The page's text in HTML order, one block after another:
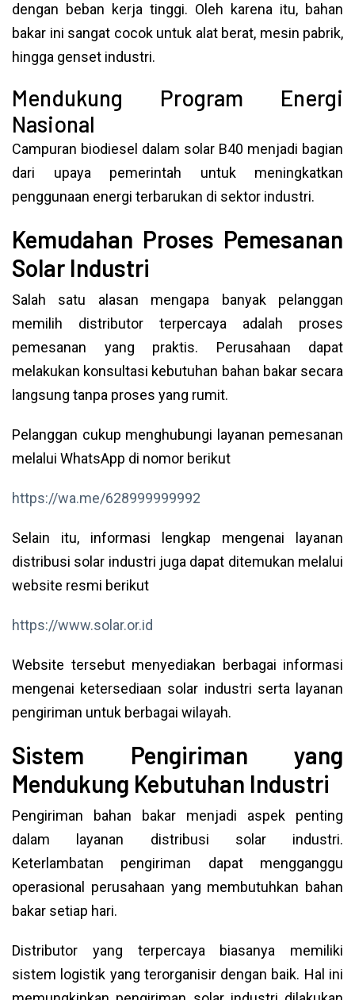
dengan beban kerja tinggi. Oleh karena itu, bahan
bakar ini sangat cocok untuk alat berat, mesin pabrik,
hingga genset industri.
Mendukung Program Energi
Nasional
Campuran biodiesel dalam solar B40 menjadi bagian
dari upaya pemerintah untuk meningkatkan
penggunaan energi terbarukan di sektor industri.
Kemudahan Proses Pemesanan
Solar Industri
Salah satu alasan mengapa banyak pelanggan
memilih distributor terpercaya adalah proses
pemesanan yang praktis. Perusahaan dapat
melakukan konsultasi kebutuhan bahan bakar secara
langsung tanpa proses yang rumit.
Pelanggan cukup menghubungi layanan pemesanan
melalui WhatsApp di nomor berikut
https://wa.me/628999999992
Selain itu, informasi lengkap mengenai layanan
distribusi solar industri juga dapat ditemukan melalui
website resmi berikut
https://www.solar.or.id
Website tersebut menyediakan berbagai informasi
mengenai ketersediaan solar industri serta layanan
pengiriman untuk berbagai wilayah.
Sistem Pengiriman yang
Mendukung Kebutuhan Industri
Pengiriman bahan bakar menjadi aspek penting
dalam layanan distribusi solar industri.
Keterlambatan pengiriman dapat mengganggu
operasional perusahaan yang membutuhkan bahan
bakar setiap hari.
Distributor yang terpercaya biasanya memiliki
sistem logistik yang terorganisir dengan baik. Hal ini